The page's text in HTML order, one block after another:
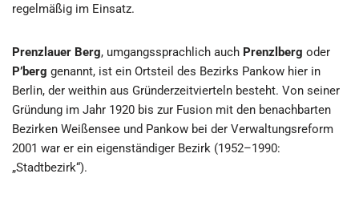
regelmäßig im Einsatz.
Prenzlauer Berg, umgangssprachlich auch Prenzlberg oder
P’berg genannt, ist ein Ortsteil des Bezirks Pankow hier in
Berlin, der weithin aus Gründerzeitvierteln besteht. Von seiner
Gründung im Jahr 1920 bis zur Fusion mit den benachbarten
Bezirken Weißensee und Pankow bei der Verwaltungsreform
2001 war er ein eigenständiger Bezirk (1952–1990:
„Stadtbezirk“).